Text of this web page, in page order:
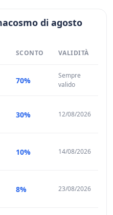
di agosto
SCONTO VALIDITÀ
70%
Sempre
valido
30% 12/08/2026
10% 14/08/2026
8% 23/08/2026